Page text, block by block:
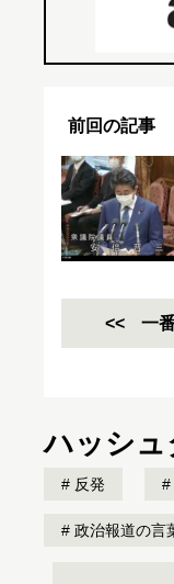
前回の記事
一
ハッシュ
反発
政治報道の言